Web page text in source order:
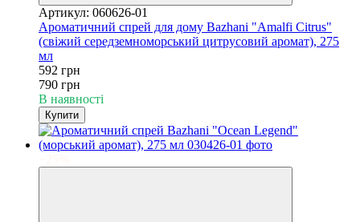
Артикул: 060626-01
Ароматичний спрей для дому Bazhani "Amalfi Citrus"
(свіжий середземноморський цитрусовий аромат), 275
мл
592 грн
790 грн
В наявності
Купити